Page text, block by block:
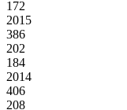
172
2015
386
202
184
2014
406
208